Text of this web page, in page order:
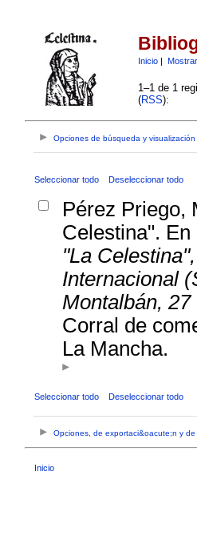
Inicio|
1–1 de 1
(RSS):
Opciones de búsqueda y visualización
Seleccionar todo Deseleccionar todo
Pérez Priego,
Celestina".
"La
Internacional
Montalbán,
Corral de
La Mancha.
Seleccionar todo Deseleccionar todo
Opciones, de exportaci&oacute;n y de
Inicio